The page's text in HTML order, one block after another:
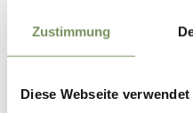
Zustimmung
Diese Webseite